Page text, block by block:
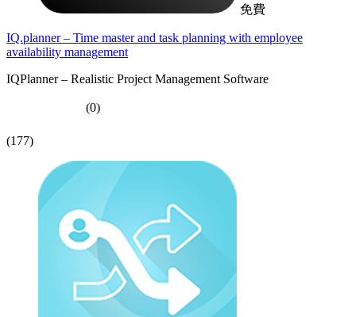
免費
IQ.planner – Time master and task planning with employee
availability management
IQPlanner – Realistic Project Management Software
(0)
(177)